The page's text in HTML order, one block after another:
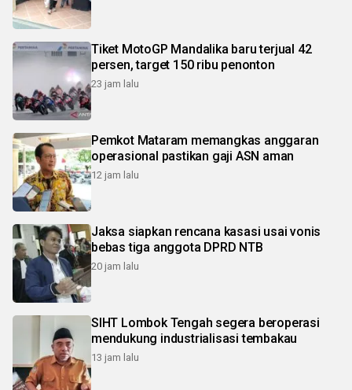
Tiket MotoGP Mandalika baru terjual 42
persen, target 150 ribu penonton
23 jam lalu
Pemkot Mataram memangkas anggaran
operasional pastikan gaji ASN aman
12 jam lalu
Jaksa siapkan rencana kasasi usai vonis
bebas tiga anggota DPRD NTB
20 jam lalu
SIHT Lombok Tengah segera beroperasi
mendukung industrialisasi tembakau
13 jam lalu